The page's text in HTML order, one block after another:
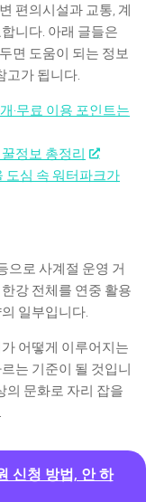
편의시설과 교통, 계
니다. 아래 글들은
면 도움이 되는 정보
고가 됩니다.
·무료 이용 포인트는
정보 총정리
도심 속 워터파크가
으로 사계절 운영 거
강 전체를 연중 활용
일부입니다.
어떻게 이루어지는
는 기준이 될 것입니
의 문화로 자리 잡을
신청 방법, 안 하